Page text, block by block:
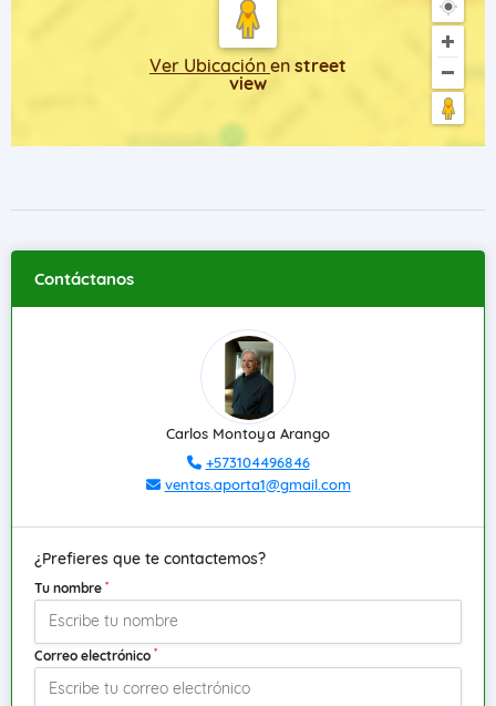
Ver Ubicación en street
view
Contáctanos
Carlos Montoya Arango
+573104496846
ventas.aporta1@gmail.com
¿Prefieres que te contactemos?
Tu nombre *
Correo electrónico *